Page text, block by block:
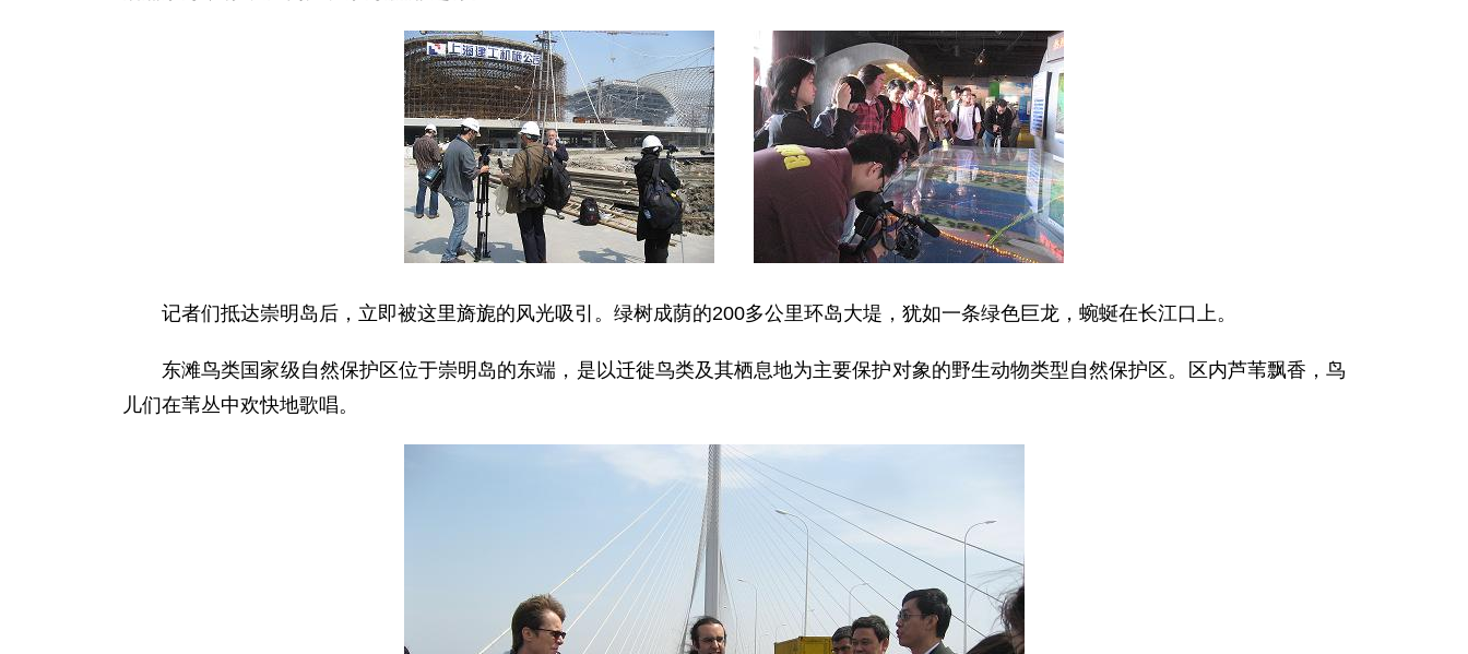
记者们抵达崇明岛后，立即被这里旖旎的风光吸引。绿树成荫的200多公里环岛大堤，犹如一条绿色巨龙，蜿蜒在长江口上。
东滩鸟类国家级自然保护区位于崇明岛的东端，是以迁徙鸟类及其栖息地为主要保护对象的野生动物类型自然保护区。区内芦苇飘香，鸟
儿们在苇丛中欢快地歌唱。